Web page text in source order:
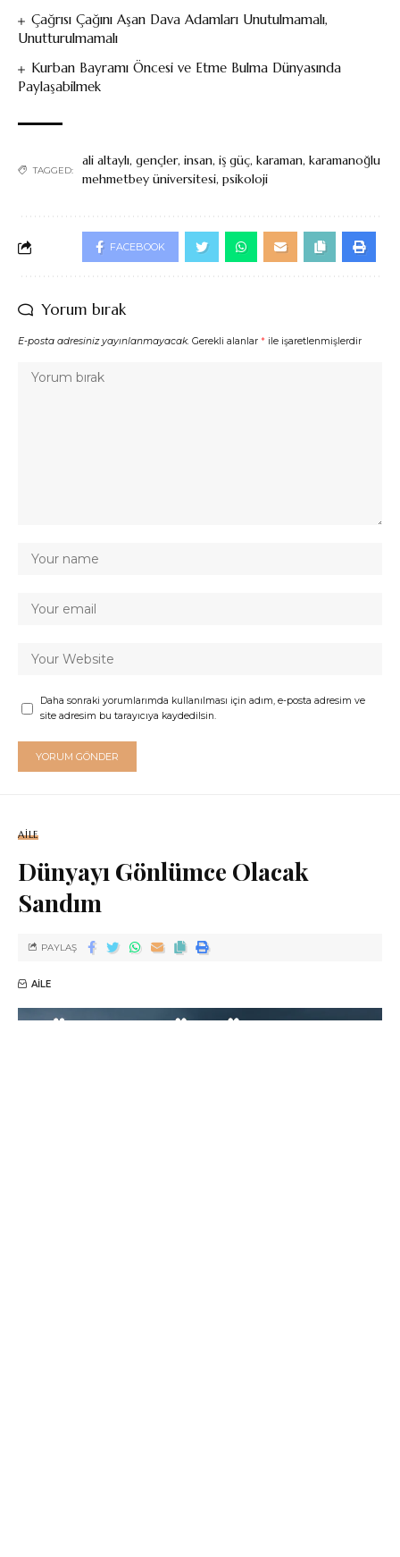
Çağrısı Çağını Aşan Dava Adamları Unutulmamalı,
Unutturulmamalı
Kurban Bayramı Öncesi ve Etme Bulma Dünyasında
Paylaşabilmek
TAGGED:
ali altaylı, gençler, insan, iş güç, karaman, karamanoğlu
mehmetbey üniversitesi, psikoloji
FACEBOOK
Yorum bırak
E-posta adresiniz yayınlanmayacak. Gerekli alanlar * ile işaretlenmişlerdir
Daha sonraki yorumlarımda kullanılması için adım, e-posta adresim ve
site adresim bu tarayıcıya kaydedilsin.
AILE
Dünyayı Gönlümce Olacak
Sandım
AILE
PAYLAŞ